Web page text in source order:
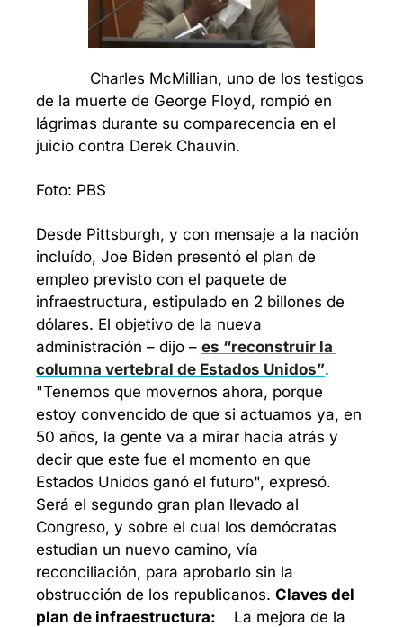
de la muerte de George Floyd, rompió en
lágrimas durante su comparecencia en el
juicio contra Derek Chauvin.
Foto: PBS
Desde Pittsburgh, y con mensaje a la nación
incluído, Joe Biden presentó el plan de
empleo previsto con el paquete de
infraestructura, estipulado en 2 billones de
dólares. El objetivo de la nueva
administración – dijo – es “reconstruir la
columna vertebral de Estados Unidos”.
"Tenemos que movernos ahora, porque
estoy convencido de que si actuamos ya, en
50 años, la gente va a mirar hacia atrás y
decir que este fue el momento en que
Estados Unidos ganó el futuro", expresó.
Será el segundo gran plan llevado al
Congreso, y sobre el cual los demócratas
estudian un nuevo camino, vía
reconciliación, para aprobarlo sin la
obstrucción de los republicanos. Claves del
plan de infraestructura:
La mejora de la